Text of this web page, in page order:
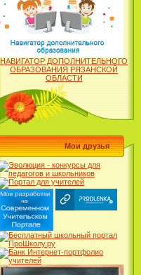
НАВИГАТОР ДОПОЛНИТЕЛЬНОГО
ОБРАЗОВАНИЯ РЯЗАНСКОЙ
ОБЛАСТИ
Мои друзья